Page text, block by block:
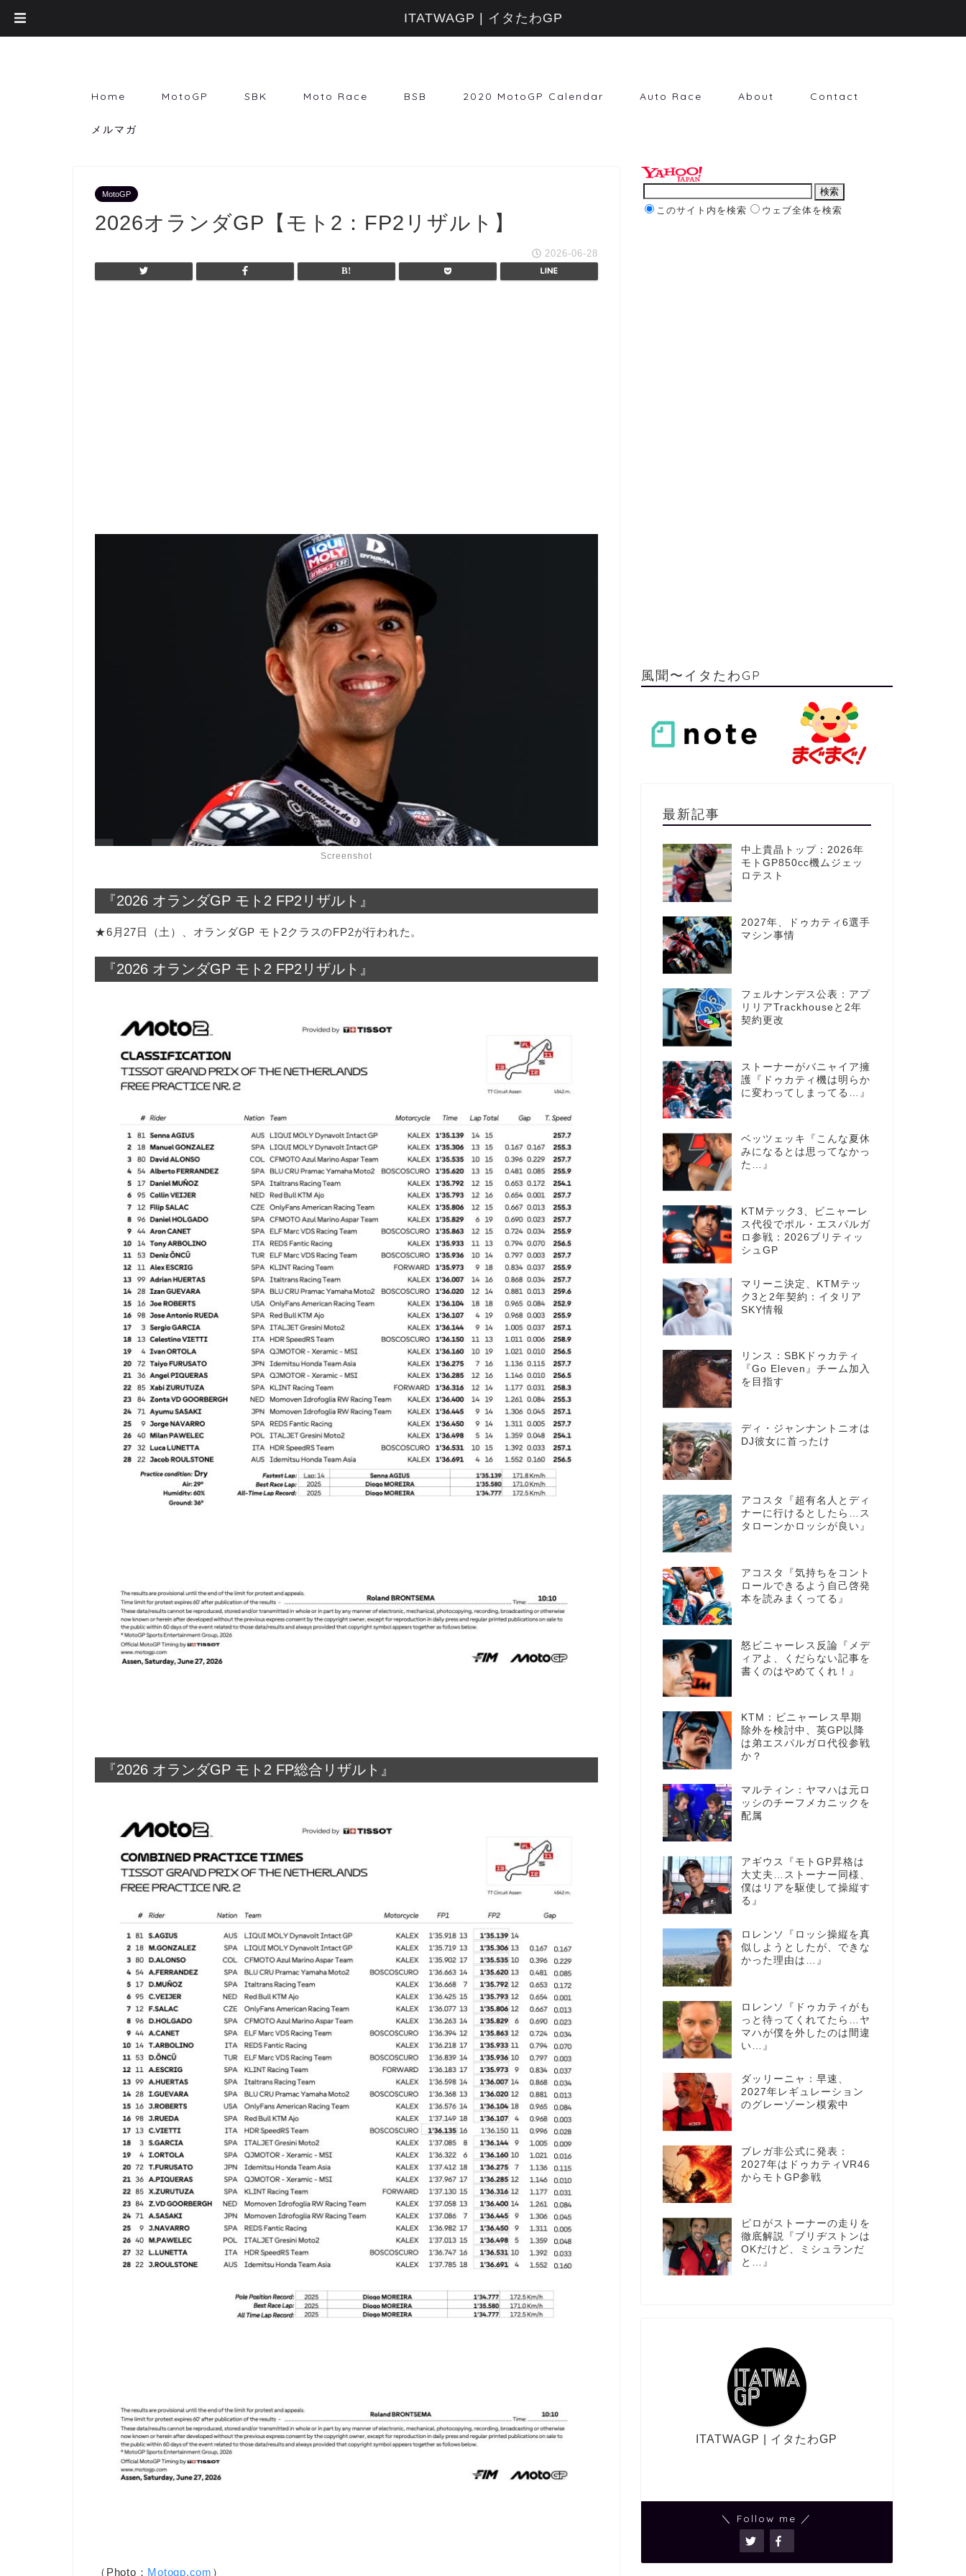
Home MotoGP SBK Moto Race BSB 2020 MotoGP Calendar Auto Race About Contact
メルマガ
MotoGP
2026オランダGP【モト2：FP2リザルト】
2026-06-28
Screenshot
『2026 オランダGP モト2 FP2リザルト』
★6月27日（土）、オランダGP モト2クラスのFP2が行われた。
『2026 オランダGP モト2 FP2リザルト』
『2026 オランダGP モト2 FP総合リザルト』
（Photo： Motogp.com ）
このサイト内を検索 ウェブ全体を検索
風聞〜イタたわGP
最新記事
中上貴晶トップ：2026年
モトGP850cc機ムジェッ
ロテスト
2027年、ドゥカティ6選手
マシン事情
フェルナンデス公表：アプ
リリアTrackhouseと2年
契約更改
ストーナーがバニャイア擁
護『ドゥカティ機は明らか
に変わってしまってる…』
ベッツェッキ『こんな夏休
みになるとは思ってなかっ
た…』
KTMテック3、ビニャーレ
ス代役でポル・エスパルガ
ロ参戦：2026ブリティッ
シュGP
マリーニ決定、KTMテッ
ク3と2年契約：イタリア
SKY情報
リンス：SBKドゥカティ
『Go Eleven』チーム加入
を目指す
ディ・ジャンナントニオは
DJ彼女に首ったけ
アコスタ『超有名人とディ
ナーに行けるとしたら…ス
タローンかロッシが良い』
アコスタ『気持ちをコント
ロールできるよう自己啓発
本を読みまくってる』
怒ビニャーレス反論『メデ
ィアよ、くだらない記事を
書くのはやめてくれ！』
KTM：ビニャーレス早期
除外を検討中、英GP以降
は弟エスパルガロ代役参戦
か？
マルティン：ヤマハは元ロ
ッシのチーフメカニックを
配属
アギウス『モトGP昇格は
大丈夫…ストーナー同様、
僕はリアを駆使して操縦す
る』
ロレンソ『ロッシ操縦を真
似しようとしたが、できな
かった理由は…』
ロレンソ『ドゥカティがも
っと待ってくれてたら…ヤ
マハが僕を外したのは間違
い…』
ダッリーニャ：早速、
2027年レギュレーション
のグレーゾーン模索中
ブレガ非公式に発表：
2027年はドゥカティVR46
からモトGP参戦
ピロがストーナーの走りを
徹底解説『ブリヂストンは
OKだけど、ミシュランだ
と…』
ITATWAGP | イタたわGP
＼ Follow me ／
ITATWAGP | イタたわGP